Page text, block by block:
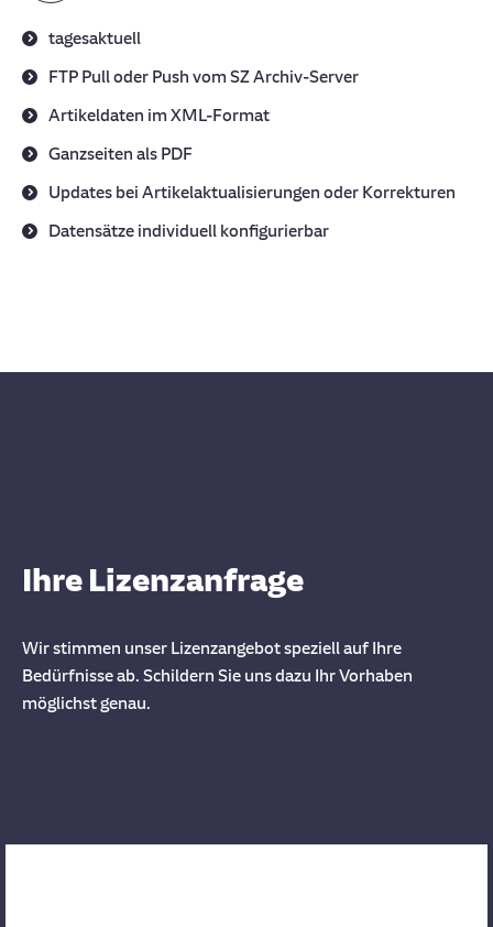
tagesaktuell
FTP Pull oder Push vom SZ Archiv-Server
Artikeldaten im XML-Format
Ganzseiten als PDF
Updates bei Artikelaktualisierungen oder Korrekturen
Datensätze individuell konfigurierbar
Ihre Lizenzanfrage
Wir stimmen unser Lizenzangebot speziell auf Ihre
Bedürfnisse ab. Schildern Sie uns dazu Ihr Vorhaben
möglichst genau.